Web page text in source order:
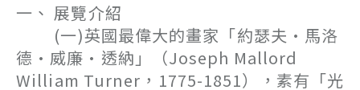
一、 展覽介紹
(一)英國最偉大的畫家「約瑟夫·馬洛
德·威廉·透納」（Joseph Mallord
William Turner，1775-1851），素有「光